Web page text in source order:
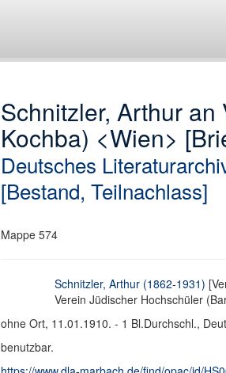
Schnitzler, Arthur
Kochba) <Wien>
Deutsches
[Bestand, Teilnachlass]
Mappe 574
Schnitzler, Arthur (1862-1931)
Verein Jüdischer Hochschüler
ohne Ort, 11.01.1910. - 1 Bl.Durchschl.,
benutzbar.